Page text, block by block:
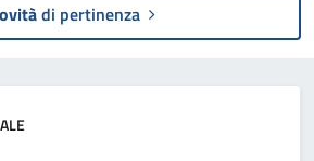
di pertinenza